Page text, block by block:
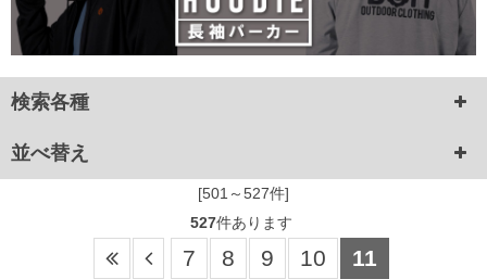
検索各種
並べ替え
[501～527件]
527件あります
7 8 9 10 11